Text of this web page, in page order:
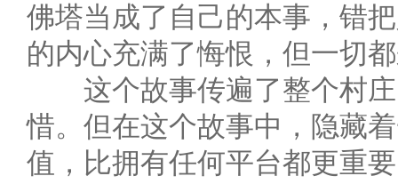
佛塔当成了自己的本事，错
的内心充满了悔恨，但一切
这个故事传遍了整个村庄
惜。但在这个故事中，隐藏
值，比拥有任何平台都更重